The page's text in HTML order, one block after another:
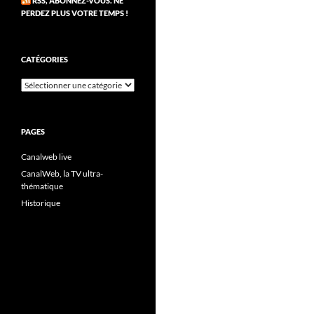
PERDEZ PLUS VOTRE TEMPS !
CATÉGORIES
Catégories
PAGES
Canalweb live
CanalWeb, la TV ultra-
thématique
Historique